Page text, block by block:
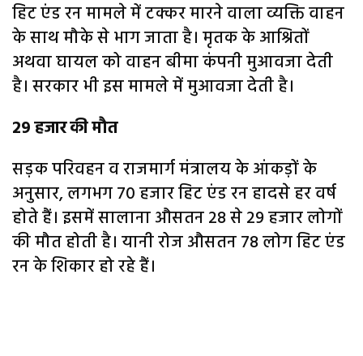
हिट एंड रन मामले में टक्कर मारने वाला व्यक्ति वाहन
के साथ मौके से भाग जाता है। मृतक के आश्रितों
अथवा घायल को वाहन बीमा कंपनी मुआवजा देती
है। सरकार भी इस मामले में मुआवजा देती है।
29 हजार की मौत
सड़क परिवहन व राजमार्ग मंत्रालय के आंकड़ों के
अनुसार, लगभग 70 हजार हिट एंड रन हादसे हर वर्ष
होते हैं। इसमें सालाना औसतन 28 से 29 हजार लोगों
की मौत होती है। यानी रोज औसतन 78 लोग हिट एंड
रन के शिकार हो रहे हैं।